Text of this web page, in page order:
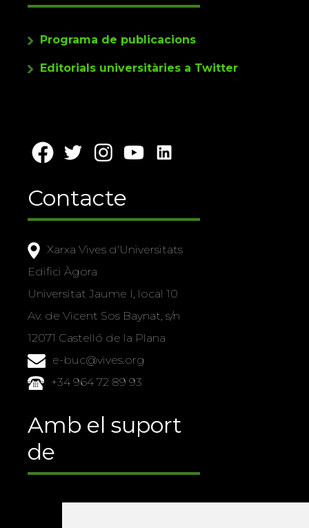
Programa de publicacions
Editorials universitàries a Twitter
Contacte
Xarxa Vives d'Universitats
Edifici Àgora
Universitat Jaume I, local 10
Av. de Vicent Sos Baynat, s/n
12071 Castelló de la Plana
e-buc@vives.org
+34 964 72 89 93
Amb el suport
de